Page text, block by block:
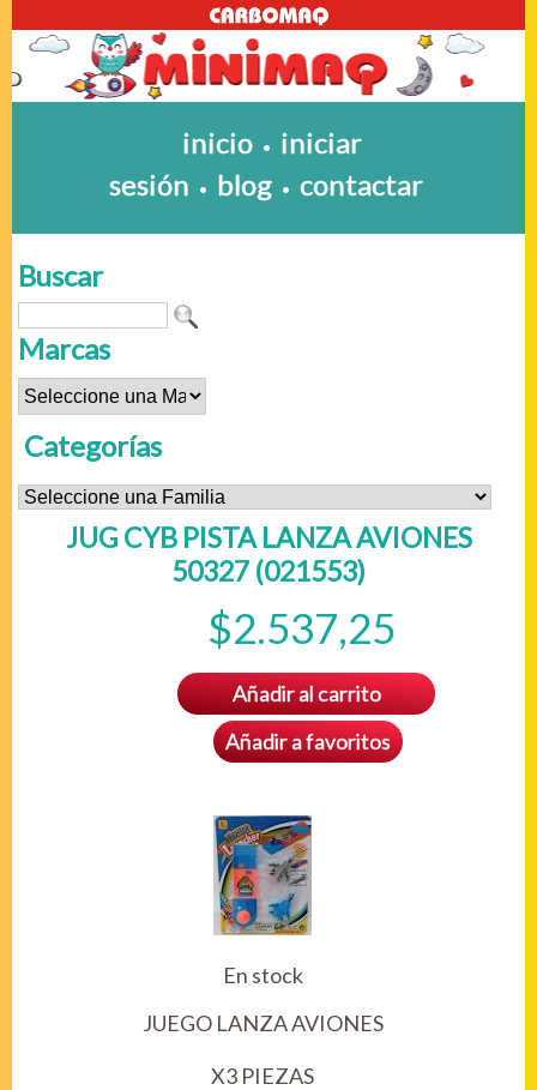
inicio • iniciar
sesión • blog • contactar
Buscar
Marcas
Categorías
JUG CYB PISTA LANZA AVIONES
50327 (021553)
$2.537,25
Añadir al carrito
Añadir a favoritos
En stock
JUEGO LANZA AVIONES
X3 PIEZAS